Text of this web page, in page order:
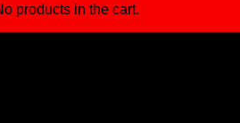
products in the cart.